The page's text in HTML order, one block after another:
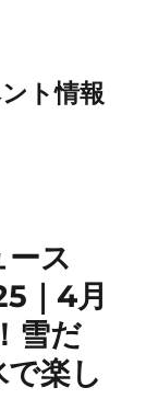
ト情報
ス
｜4月
雪だ
楽し